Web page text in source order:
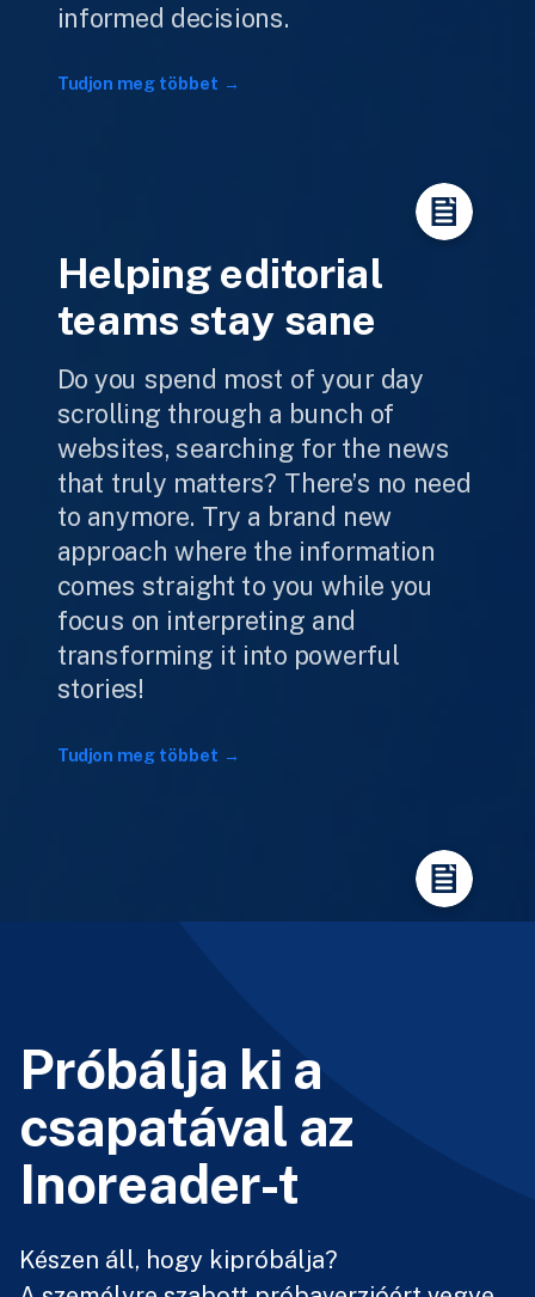
informed decisions.
Tudjon meg többet
Helping editorial
teams stay sane
Do you spend most of your day
scrolling through a bunch of
websites, searching for the news
that truly matters? There’s no need
to anymore. Try a brand new
approach where the information
comes straight to you while you
focus on interpreting and
transforming it into powerful
stories!
Tudjon meg többet
Próbálja ki a
csapatával az
Inoreader-t
Készen áll, hogy kipróbálja?